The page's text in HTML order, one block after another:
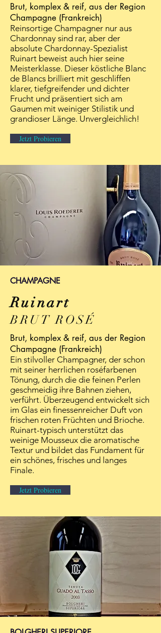
Brut, komplex & reif, aus der Region
Champagne (Frankreich)
Reinsortige Champagner nur aus
Chardonnay sind rar, aber der
absolute Chardonnay-Spezialist
Ruinart beweist auch hier seine
Meisterklasse. Dieser köstliche Blanc
de Blancs brilliert mit geschliffen
klarer, tiefgreifender und dichter
Frucht und präsentiert sich am
Gaumen mit weiniger Stilistik und
grandioser Länge. Unvergleichlich!
Jetzt Probieren
CHAMPAGNE
Ruinart
BRUT ROSÉ
Brut, komplex & reif, aus der Region
Champagne (Frankreich)
Ein stilvoller Champagner, der schon
mit seiner herrlichen roséfarbenen
Tönung, durch die die feinen Perlen
geschmeidig ihre Bahnen ziehen,
verführt. Überzeugend entwickelt sich
im Glas ein finessenreicher Duft von
frischen roten Früchten und Brioche.
Ruinart-typisch unterstützt das
weinige Mousseux die aromatische
Textur und bildet das Fundament für
ein schönes, frisches und langes
Finale.
Jetzt Probieren